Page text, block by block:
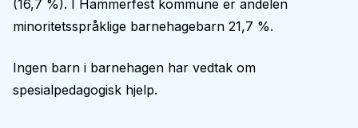
(16,7 %). I Hammerfest kommune er andelen
minoritetsspråklige barnehagebarn 21,7 %.
Ingen barn i barnehagen har vedtak om
spesialpedagogisk hjelp.